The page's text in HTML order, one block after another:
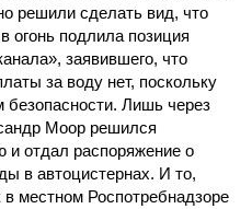
решили сделать вид, что
огонь подлила позиция
заявившего, что
за воду нет, поскольку
безопасности. Лишь через
Моор решился
и отдал распоряжение о
в автоцистернах. И то,
местном Роспотребнадзоре